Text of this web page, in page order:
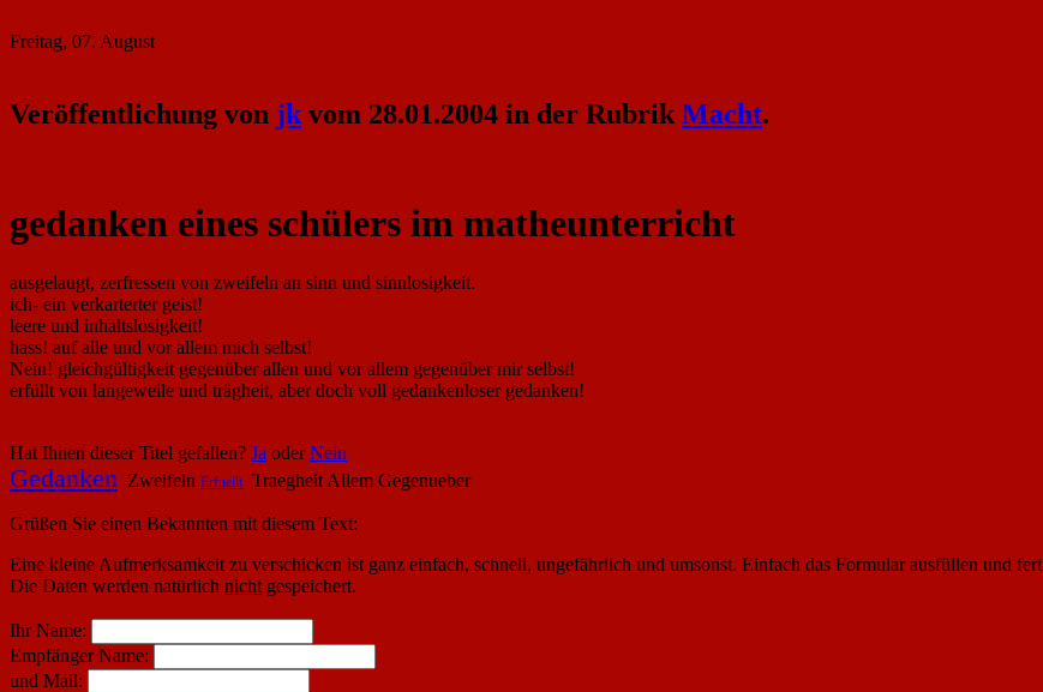
Freitag, 07. August
Veröffentlichung von jk vom 28.01.2004 in der Rubrik Macht.
gedanken eines schülers im matheunterricht
ausgelaugt, zerfressen von zweifeln an sinn und sinnlosigkeit.
ich- ein verkarterter geist!
leere und inhaltslosigkeit!
hass! auf alle und vor allem mich selbst!
Nein! gleichgültigkeit gegenüber allen und vor allem gegenüber mir selbst!
erfüllt von langeweile und trägheit, aber doch voll gedankenloser gedanken!
Hat Ihnen dieser Titel gefallen? Ja oderNein
Gedanken Zweifeln Erfuellt Traegheit Allem Gegenueber
Grüßen Sie einen Bekannten mit diesem Text:
Eine kleine Aufmerksamkeit zu verschicken ist ganz einfach, schnell, ungefährlich und umsonst. Einfach das Formular ausfüllen und
Die Daten werden natürlich nicht gespeichert.
Ihr Name:
Empfänger Name:
und Mail: